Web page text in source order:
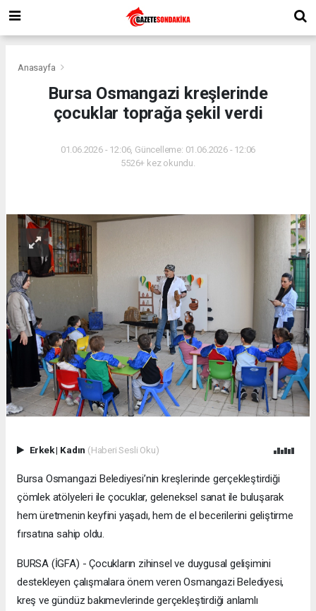
Anasayfa
Bursa Osmangazi kreşlerinde
çocuklar toprağa şekil verdi
01.06.2026 - 12:06, Güncelleme: 01.06.2026 - 12:06
5526+ kez okundu.
Erkek| Kadın (Haberi Sesli Oku)
Bursa Osmangazi Belediyesi’nin kreşlerinde gerçekleştirdiği
çömlek atölyeleri ile çocuklar, geleneksel sanat ile buluşarak
hem üretmenin keyfini yaşadı, hem de el becerilerini geliştirme
fırsatına sahip oldu.
BURSA (İGFA) - Çocukların zihinsel ve duygusal gelişimini
destekleyen çalışmalara önem veren Osmangazi Belediyesi,
kreş ve gündüz bakımevlerinde gerçekleştirdiği anlamlı